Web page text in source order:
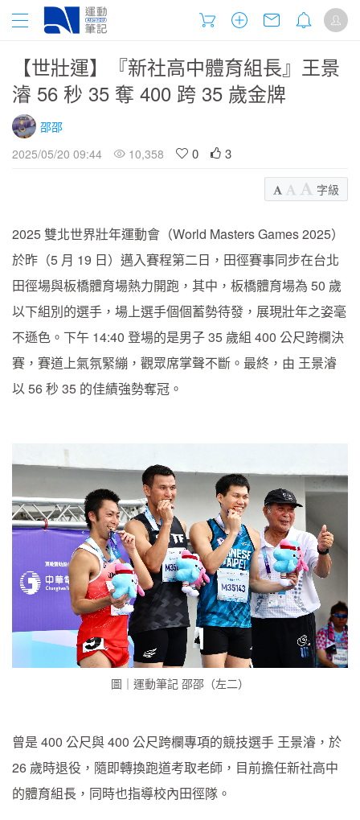
【世壯運】『新社高中體育組長』王景
濬 56 秒 35 奪 400 跨 35 歲金牌
邵邵
2025/05/20 09:44
10,358 0 3
字級
2025 雙北世界壯年運動會（World Masters Games 2025）
於昨（5 月 19 日）邁入賽程第二日，田徑賽事同步在台北
田徑場與板橋體育場熱力開跑，其中，板橋體育場為 50 歲
以下組別的選手，場上選手個個蓄勢待發，展現壯年之姿毫
不遜色。下午 14:40 登場的是男子 35 歲組 400 公尺跨欄決
賽，賽道上氣氛緊繃，觀眾席掌聲不斷。最終，由 王景濬
以 56 秒 35 的佳績強勢奪冠。
圖｜運動筆記 邵邵（左二）
曾是 400 公尺與 400 公尺跨欄專項的競技選手 王景濬，於
26 歲時退役，隨即轉換跑道考取老師，目前擔任新社高中
的體育組長，同時也指導校內田徑隊。